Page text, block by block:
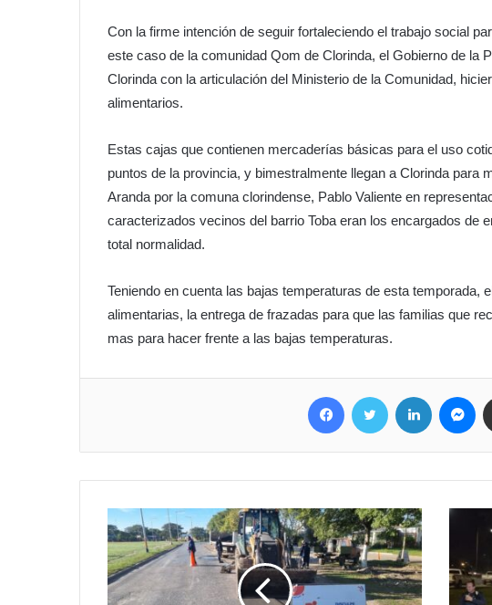
Con la firme intención de seguir fortaleciendo el trabajo social
este caso de la comunidad Qom de Clorinda, el Gobierno de la
Clorinda con la articulación del Ministerio de la Comunidad,
alimentarios.
Estas cajas que contienen mercaderías básicas para el uso
puntos de la provincia, y bimestralmente llegan a Clorinda para
Aranda por la comuna clorindense, Pablo Valiente en
caracterizados vecinos del barrio Toba eran los encargados de
total normalidad.
Teniendo en cuenta las bajas temperaturas de esta temporada,
alimentarias, la entrega de frazadas para que las familias que
mas para hacer frente a las bajas temperaturas.